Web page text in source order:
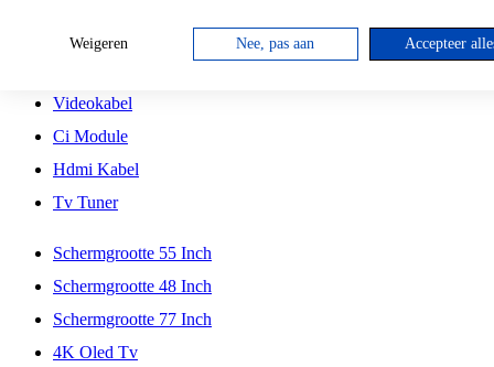
Antennekabel
Videokabel
Ci Module
Hdmi Kabel
Tv Tuner
Schermgrootte 55 Inch
Schermgrootte 48 Inch
Schermgrootte 77 Inch
4K Oled Tv
Weigeren Nee, pas aan Accepteer